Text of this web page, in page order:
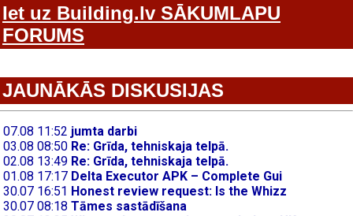
Iet uz Building.lv SĀKUMLAPU
FORUMS
JAUNĀKĀS DISKUSIJAS